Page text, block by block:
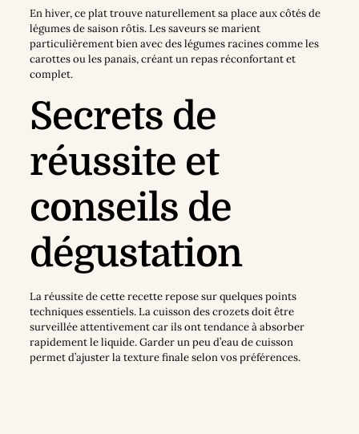
En hiver, ce plat trouve naturellement sa place aux côtés de
légumes de saison rôtis. Les saveurs se marient
particulièrement bien avec des légumes racines comme les
carottes ou les panais, créant un repas réconfortant et
complet.
Secrets de
réussite et
conseils de
dégustation
La réussite de cette recette repose sur quelques points
techniques essentiels. La cuisson des crozets doit être
surveillée attentivement car ils ont tendance à absorber
rapidement le liquide. Garder un peu d’eau de cuisson
permet d’ajuster la texture finale selon vos préférences.